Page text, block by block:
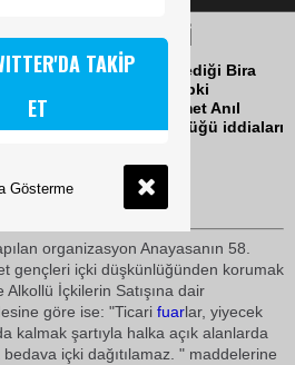
FESTİVALİNE TEPKİ
Belediyesi'nin düzenlediği Bira
şiddetle tepki
öğrencisi Ahmet Anıl
komaya girerek öldüğü iddiaları
organizasyon Anayasanın 58.
gençleri içki düşkünlüğünden korumak
İçkilerin Satışına dair
göre ise: "Ticari fuarlar, yiyecek
kalmak şartıyla halka açık alanlarda
içki dağıtılamaz. " maddelerine
TAKİP
ET
Gösterme